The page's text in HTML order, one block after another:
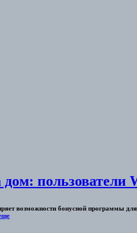
пользователи
возможности бонусной программы